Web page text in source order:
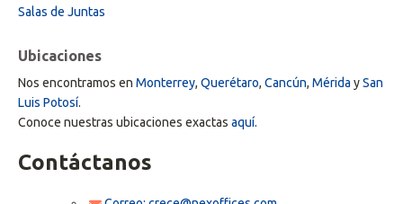
Salas de Juntas
Ubicaciones
Nos encontramos en Monterrey, Querétaro, Cancún, Mérida ySan
Luis Potosí.
Conoce nuestras ubicaciones exactas aquí.
Contáctanos